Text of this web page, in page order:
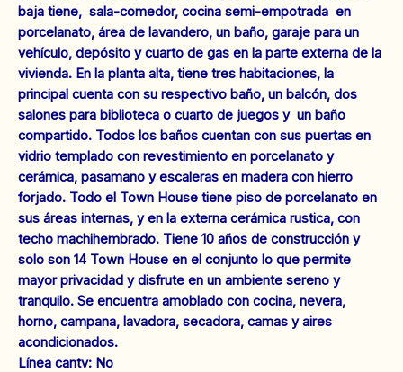
baja tiene, sala-comedor, cocina semi-empotrada en
porcelanato, área de lavandero, un baño, garaje para un
vehículo, depósito y cuarto de gas en la parte externa de la
vivienda. En la planta alta, tiene tres habitaciones, la
principal cuenta con su respectivo baño, un balcón, dos
salones para biblioteca o cuarto de juegos y un baño
compartido. Todos los baños cuentan con sus puertas en
vidrio templado con revestimiento en porcelanato y
cerámica, pasamano y escaleras en madera con hierro
forjado. Todo el Town House tiene piso de porcelanato en
sus áreas internas, y en la externa cerámica rustica, con
techo machihembrado. Tiene 10 años de construcción y
solo son 14 Town House en el conjunto lo que permite
mayor privacidad y disfrute en un ambiente sereno y
tranquilo. Se encuentra amoblado con cocina, nevera,
horno, campana, lavadora, secadora, camas y aires
acondicionados.
‌Línea cantv: No